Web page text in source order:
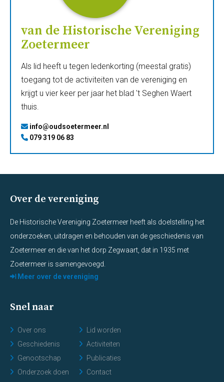
van de Historische Vereniging
Zoetermeer
Als lid heeft u tegen ledenkorting (meestal gratis)
toegang tot de activiteiten van de vereniging en
krijgt u vier keer per jaar het blad 't Seghen Waert
thuis.
info@oudsoetermeer.nl
079 319 06 83
Over de vereniging
De Historische Vereniging Zoetermeer heeft als doelstelling het
onderzoeken, uitdragen en behouden van de geschiedenis van
Zoetermeer en die van het dorp Zegwaart, dat in 1935 met
Zoetermeer is samengevoegd.
Meer over de vereniging
Snel naar
Over ons
Geschiedenis
Genootschap
Onderzoek doen
Lid worden
Activiteiten
Publicaties
Contact